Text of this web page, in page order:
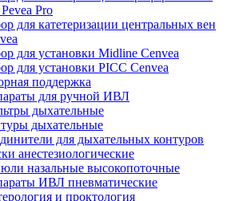
Pro
для катетеризации центральных вен
для установки Midline Cenvea
для установки PICC Cenvea
поддержка
для ручной ИВЛ
дыхательные
дыхательные
для дыхательных контуров
анестезиологические
назальные высокопоточные
ИВЛ пневматические
и проктология